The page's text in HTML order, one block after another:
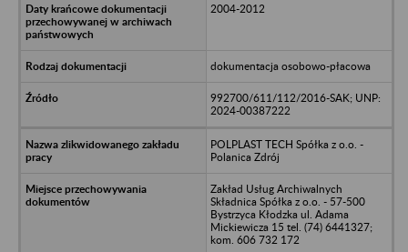
2004-2012
dokumentacja osobowo-płacowa
992700/611/112/2016-SAK; UNP:
2024-00387222
POLPLAST TECH Spółka z o.o. -
Polanica Zdrój
Zakład Usług Archiwalnych
Składnica Spółka z o.o. - 57-500
Bystrzyca Kłodzka ul. Adama
Mickiewicza 15 tel. (74) 6441327;
kom. 606 732 172